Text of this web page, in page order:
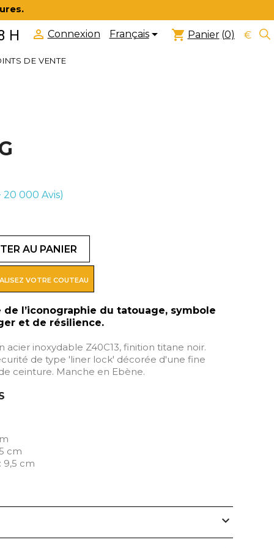
DE VENTE
H  Connexion Français shopping_cart Panier (0) €
20 000 Avis)
AU PANIER
VOTRE COUTEAU
de l’iconographie du tatouage, symbole
et de résilience.
acier inoxydable Z40C13, finition titane noir.
de type 'liner lock' décorée d'une fine
ceinture. Manche en Ebène.
cm
9,5 cm
expand_more